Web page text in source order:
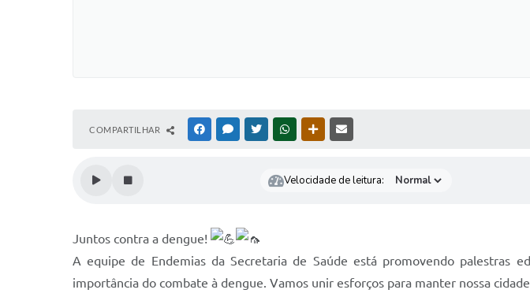
COMPARTILHAR FACEBOOKMESSENGER
TWITTERWHATSAPPOUTRAS MÍDIAS
Velocidade de leitura:
Juntos contra a dengue!
A equipe de Endemias da Secretaria de Saúde está promovendo palestras
importância do combate à dengue. Vamos unir esforços para manter nossa